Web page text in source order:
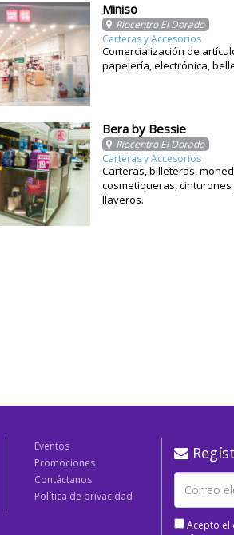
Miniso
Riocentro El Dorado
Carteras y Accesorios
Comercialización de
papelería, electrónica,
Bera by Bessie
Riocentro El Dorado
Carteras y Accesorios
Carteras, billeteras,
cosmetiqueras, cinturones
llaveros.
Eventos
Promociones
Contáctanos
Política de privacidad
Acepto el